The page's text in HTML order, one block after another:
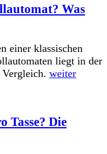
Was
einer klassischen
liegt in der
weiter
Tasse? Die